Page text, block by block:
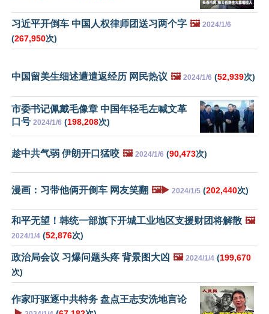
习近平开倒车 中国人权律师团送习两个字 🖼️ 2024/1/6
(267,950次)
中国留美生细述遭遣返经历 网民热议 🖼️ 2024/1/6 (52,939次)
市委书记佩戴毛像章 中国年轻毛左喊文革
口号 2024/1/6 (198,208次)
趁中共气弱 伊朗开口猛咬 🖼️ 2024/1/6 (90,473次)
漫画：习带他俩开倒车 网友笑翻 🖼️▶️ 2024/1/5 (202,440次)
和平无望！韩统一部旗下开城工业地区支援财团将解散 🖼️
2024/1/4 (52,876次)
政治局会议 习爆问题头疼 背景图大凶 🖼️ 2024/1/4 (199,670
次)
作家吁驱逐中共特务 盘点王志安洗地言论